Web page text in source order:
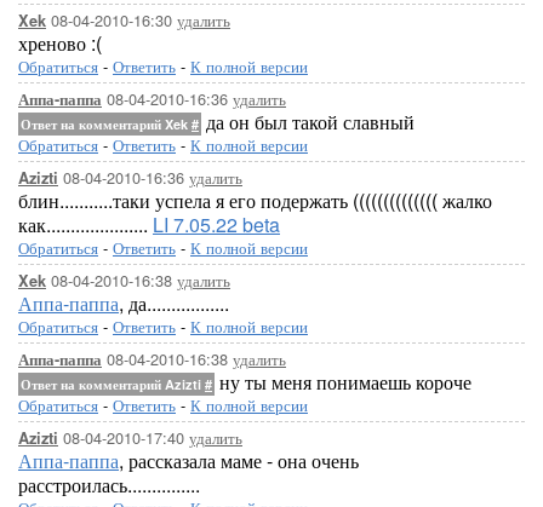
Xek 08-04-2010-16:30 удалить
хреново :(
Обратиться - Ответить - К полной версии
Аппа-паппа 08-04-2010-16:36 удалить
Ответ на комментарий Xek # да он был такой славный
Обратиться - Ответить - К полной версии
Azizti 08-04-2010-16:36 удалить
блин...........таки успела я его подержать (((((((((((((( жалко
как..................... LI 7.05.22 beta
Обратиться - Ответить - К полной версии
Xek 08-04-2010-16:38 удалить
Аппа-паппа, да.................
Обратиться - Ответить - К полной версии
Аппа-паппа 08-04-2010-16:38 удалить
Ответ на комментарий Azizti # ну ты меня понимаешь короче
Обратиться - Ответить - К полной версии
Azizti 08-04-2010-17:40 удалить
Аппа-паппа, рассказала маме - она очень
расстроилась...............